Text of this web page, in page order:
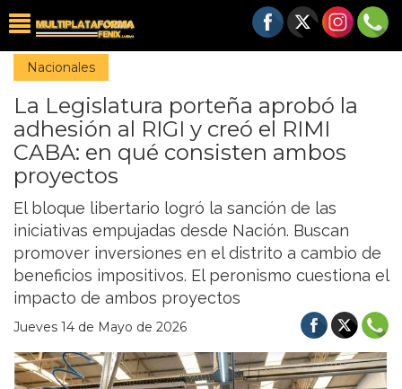
Nacionales
La Legislatura porteña aprobó la
adhesión al RIGI y creó el RIMI
CABA: en qué consisten ambos
proyectos
El bloque libertario logró la sanción de las
iniciativas empujadas desde Nación. Buscan
promover inversiones en el distrito a cambio de
beneficios impositivos. El peronismo cuestiona el
impacto de ambos proyectos
Jueves 14 de Mayo de 2026